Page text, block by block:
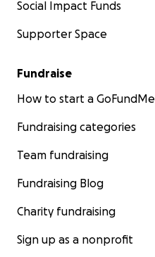
Social Impact Funds
Supporter Space
Fundraise
How to start a GoFundMe
Fundraising categories
Team fundraising
Fundraising Blog
Charity fundraising
Sign up as a nonprofit